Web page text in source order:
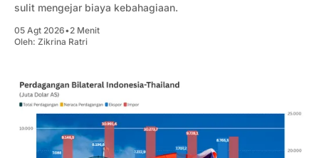
sulit mengejar biaya kebahagiaan.
05 Agt 2026•2 Menit
Oleh: Zikrina Ratri